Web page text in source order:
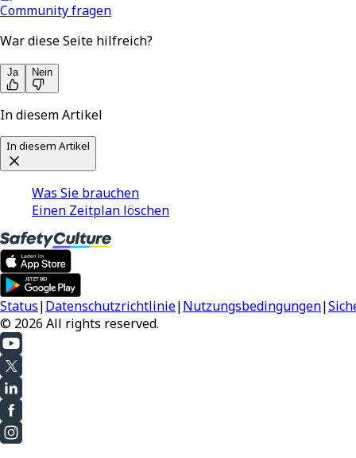
Community fragen
War diese Seite hilfreich?
Ja Nein
In diesem Artikel
In diesem Artikel
Was Sie brauchen
Einen Zeitplan löschen
Status|Datenschutzrichtlinie|Nutzungsbedingungen|
© 2026 All rights reserved.